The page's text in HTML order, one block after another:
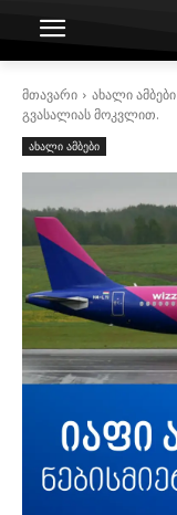
მთავარი ახალი ამბები
გვასალიას მოკვლით.
ახალი ამბები